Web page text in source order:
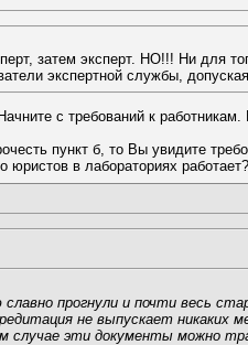
затем эксперт. НО!!! Ни
экспертной службы,
с требований к
пункт б, то Вы увидите
юристов в лабораториях
прогнули и почти весь
не выпускает никаких
случае эти документы можно